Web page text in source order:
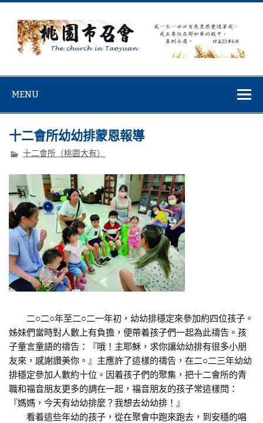
Skip
content
MENU
十二會所幼幼排蒙恩報導
十二會所（桃園大有）
二○二○年至二○二一年初，幼幼排穩定來參加約四位孩子。
姊妹們當時對人數上有負擔，便帶着孩子們一起為此禱告。孩
子童言童語的禱告：『哦！主耶穌，求你讓幼幼排有很多小朋
友來，感謝讚美你。』主應許了這樣的禱告，在二○二三年幼幼
排穩定參加人數約十位。因着孩子們的聚集，把十二會所的青
職和福音朋友更多的調在一起，福音朋友的孩子常這樣問：
『媽媽，今天有幼幼排麼？我想去幼幼排！』
看着這些年幼的孩子，從在聚會中跑來跑去，到安穩的唱